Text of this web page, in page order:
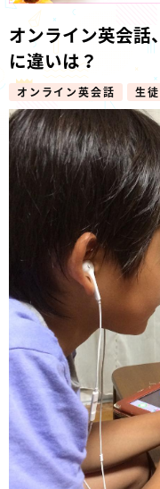
オンライン英会
に違いは？
オンライン英会話 生